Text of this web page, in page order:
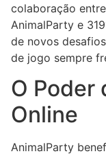
colaboração
AnimalParty e
de novos
de jogo sempre
O Poder
Online
AnimalParty